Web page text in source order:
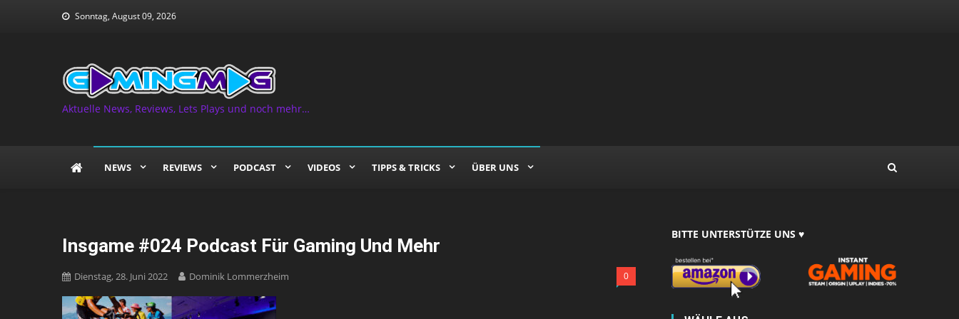
Sonntag, August 09, 2026
Aktuelle News, Reviews, Lets Plays und noch mehr…
NEWS REVIEWS PODCAST VIDEOS TIPPS & TRICKS ÜBER UNS
Insgame #024 Podcast Für Gaming Und Mehr
Dienstag, 28. Juni 2022 Dominik Lommerzheim 0
BITTE UNTERSTÜTZE UNS ♥